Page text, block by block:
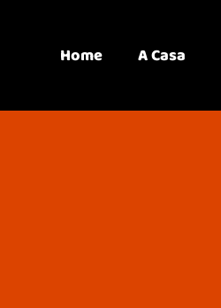
Home A Casa